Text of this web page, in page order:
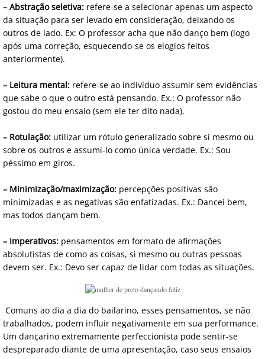
– Abstração seletiva: refere-se a selecionar apenas um aspecto
da situação para ser levado em consideração, deixando os
outros de lado. Ex: O professor acha que não danço bem (logo
após uma correção, esquecendo-se os elogios feitos
anteriormente).
– Leitura mental: refere-se ao indivíduo assumir sem evidências
que sabe o que o outro está pensando. Ex.: O professor não
gostou do meu ensaio (sem ele ter dito nada).
– Rotulação: utilizar um rótulo generalizado sobre si mesmo ou
sobre os outros e assumi-lo como única verdade. Ex.: Sou
péssimo em giros.
– Minimização/maximização: percepções positivas são
minimizadas e as negativas são enfatizadas. Ex.: Dancei bem,
mas todos dançam bem.
– Imperativos: pensamentos em formato de afirmações
absolutistas de como as coisas, si mesmo ou outras pessoas
devem ser. Ex.: Devo ser capaz de lidar com todas as situações.
Comuns ao dia a dia do bailarino, esses pensamentos, se não
trabalhados, podem influir negativamente em sua performance.
Um dançarino extremamente perfeccionista pode sentir-se
despreparado diante de uma apresentação, caso seus ensaios